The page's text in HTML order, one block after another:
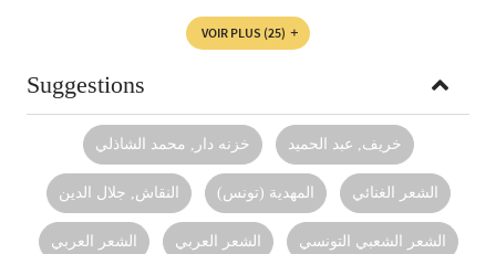
VOIR PLUS (25)
Suggestions
خزنه دار‏, ‏محمد الشاذلي‏‏ خريف, ‏عبد الحميد
النقاش‏, ‏جلال الدين‏ المهدية (تونس) الشعر الغنائي
الشعر العربي‏ الشعر الشعبي التونسي